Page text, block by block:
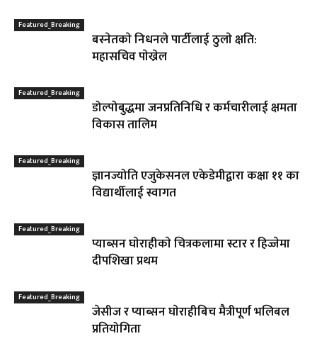
Featured_Breaking
बस्नेतकाे निधनले पार्टीलाई ठुलाे क्षति:
महासचिव पाेख्रेल
Featured_Breaking
डोल्पोबुद्धमा जनप्रतिनिधि र कर्मचारीलाई क्षमता
विकास तालिम
Featured_Breaking
ज्ञानज्योति एजुकेसनल एकेडेमीद्वारा कक्षा ११ का
विद्यार्थीलाई स्वागत
Featured_Breaking
प्याब्सन घाेराहीकाे चित्रकलामा स्टार र हिज्जेमा
दीपशिखा प्रथम
Featured_Breaking
जेसीज र प्याब्सन घाेराहीबिच मैत्रीपूर्ण भलिबल
प्रतियोगिता